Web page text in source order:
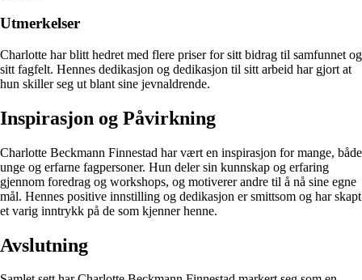
Utmerkelser
Charlotte har blitt hedret med flere priser for sitt bidrag til samfunnet og
sitt fagfelt. Hennes dedikasjon og dedikasjon til sitt arbeid har gjort at
hun skiller seg ut blant sine jevnaldrende.
Inspirasjon og Påvirkning
Charlotte Beckmann Finnestad har vært en inspirasjon for mange, både
unge og erfarne fagpersoner. Hun deler sin kunnskap og erfaring
gjennom foredrag og workshops, og motiverer andre til å nå sine egne
mål. Hennes positive innstilling og dedikasjon er smittsom og har skapt
et varig inntrykk på de som kjenner henne.
Avslutning